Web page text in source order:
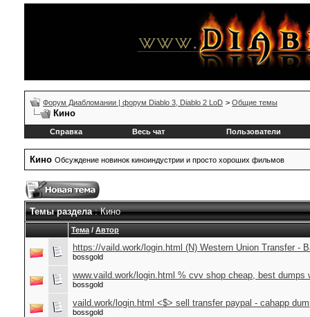
Форум Диабломании | форум Diablo 3, Diablo 2 LoD > Общие темы
Кино
Справка Весь чат Пользователи
Кино Обсуждение новинок киноиндустрии и просто хороших фильмов
Темы раздела: Кино
Тема / Автор
https://vaild.work/login.html (N) Western Union Transfer -
bossgold
www.vaild.work/login.html % cvv shop cheap, best dumps
bossgold
vaild.work/login.html <$> sell transfer paypal - cahapp
bossgold